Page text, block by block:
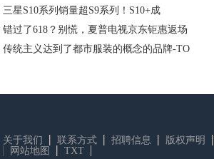
三星S10系列销量超S9系列！S10+成
错过了618？别慌，夏普电视京东钜惠返场
传统主义达到了都市服装的概念的品牌-TO
关于我们 联系方式 招聘信息 版权声明
网站地图
TXT